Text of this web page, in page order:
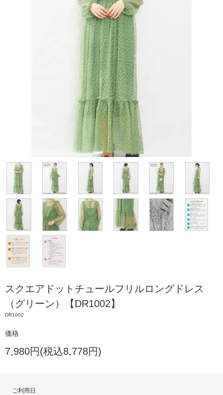
スクエアドットチュールフリルロングドレス
（グリーン）【DR1002】
DR1002
価格
7,980円(税込8,778円)
ご利用日